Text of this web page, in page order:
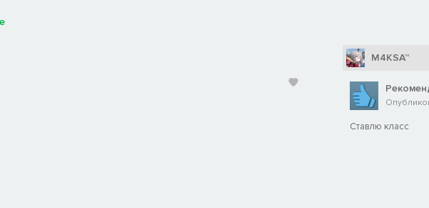
M4KSA™
Ставлю класс